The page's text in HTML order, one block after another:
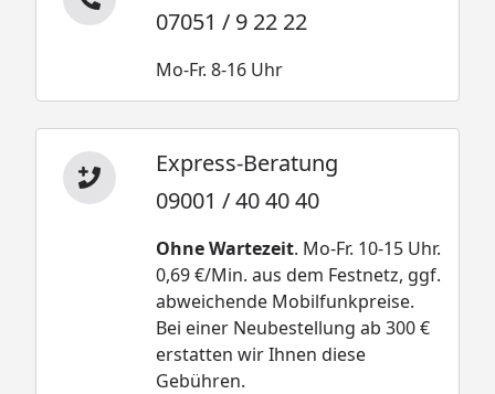
07051 / 9 22 22
Mo-Fr. 8-16 Uhr
Express-Beratung
09001 / 40 40 40
Ohne Wartezeit. Mo-Fr. 10-15 Uhr.
0,69 €/Min. aus dem Festnetz, ggf.
abweichende Mobilfunkpreise.
Bei einer Neubestellung ab 300 €
erstatten wir Ihnen diese
Gebühren.